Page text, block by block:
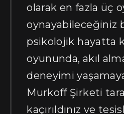
olarak en fazla üç
oynayabileceğiniz
psikolojik hayatta
oyununda, akıl
deneyimi
Murkoff Şirketi
kaçırıldınız ve